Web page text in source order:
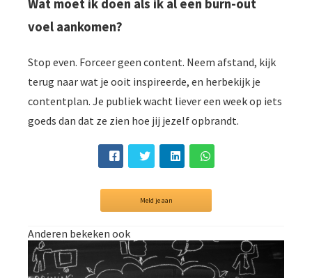
Wat moet ik doen als ik al een burn-out
voel aankomen?
Stop even. Forceer geen content. Neem afstand, kijk
terug naar wat je ooit inspireerde, en herbekijk je
contentplan. Je publiek wacht liever een week op iets
goeds dan dat ze zien hoe jij jezelf opbrandt.
Meld je aan
Anderen bekeken ook